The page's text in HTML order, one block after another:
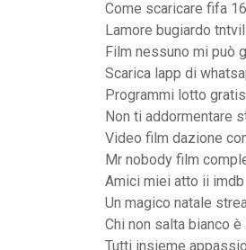
Come scaricare fifa
Lamore bugiardo
Film nessuno mi può
Scarica lapp di
Programmi lotto
Non ti addormentare
Video film dazione
Mr nobody film
Amici miei atto ii imdb
Un magico natale
Chi non salta bianco
Tutti insieme